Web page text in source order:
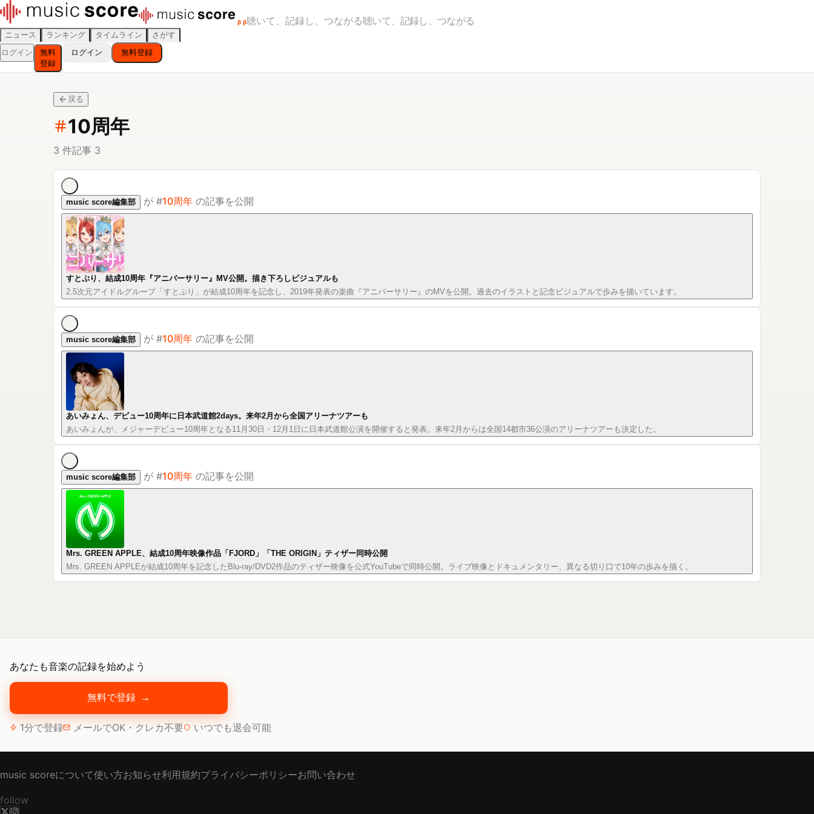
β β聴いて、記録し、つながる聴いて、記録し、つながる
ニュース ランキング タイムライン
さがす
ログイン
無料
登録
ログイン 無料登録
戻る
10周年
3 件記事 3
music score編集部 が #10周年 の記事を公開
すとぷり、結成10周年『アニバーサリー』MV公開。描き下ろしビジュアルも
2.5次元アイドルグループ「すとぷり」が結成10周年を記念し、2019年発表の楽曲『アニバーサリー』のMVを公開。過去のイラストと記念ビジュアルで歩みを描いています。
music score編集部 が #10周年 の記事を公開
あいみょん、デビュー10周年に日本武道館2days。来年2月から全国アリーナツアーも
あいみょんが、メジャーデビュー10周年となる11月30日・12月1日に日本武道館公演を開催すると発表。来年2月からは全国14都市36公演のアリーナツアーも決定した。
music score編集部 が #10周年 の記事を公開
Mrs. GREEN APPLE、結成10周年映像作品「FJORD」「THE ORIGIN」ティザー同時公開
Mrs. GREEN APPLEが結成10周年を記念したBlu-ray/DVD2作品のティザー映像を公式YouTubeで同時公開。ライブ映像とドキュメンタリー、異なる切り口で10年の歩みを描く。
あなたも音楽の記録を始めよう
無料で登録 →
1分で登録 メールでOK・クレカ不要 いつでも退会可能
music scoreについて使い方お知らせ利用規約プライバシーポリシーお問い合わせ
follow